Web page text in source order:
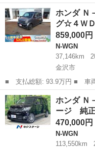
ー名： ホンダ ■ 車種名
Ｈ ＳＥＮＳＩＮＧ 新車保
ｉ ＴＶ ...
石川 白山市 N-WGN
ホンダ Ｎ
グ☆４Ｗ
859,000円
N-WGN
37,146km
金沢市
■ 支払総額: 93.9万円 ■ 車両本体価格： 859,000 円 ■ メーカー
名： ホンダ ■ 車種名：
Ｌホンダセンシング☆４Ｗ
ィオ☆地デジ...
石川 金沢市 N-WGN
ホンダ Ｎ
ージ 純
470,000円
N-WGN
113,550km